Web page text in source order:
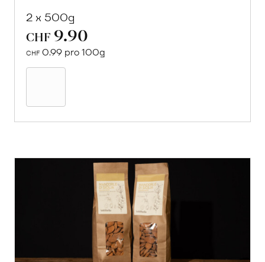
2 x 500g
CHF 9.90
CHF 0.99 pro 100g